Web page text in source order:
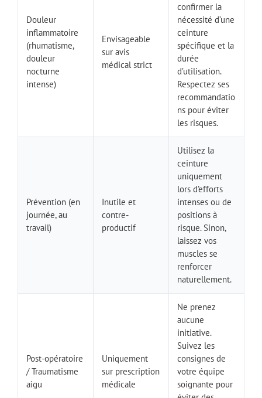
Douleur
inflammatoire
(rhumatisme,
douleur
nocturne
intense)
Envisageable
sur avis
médical strict
confirmer la
nécessité d’une
ceinture
spécifique et la
durée
d’utilisation.
Respectez ses
recommandatio
ns pour éviter
les risques.
Prévention (en
journée, au
travail)
Inutile et
contre-
productif
Utilisez la
ceinture
uniquement
lors d’efforts
intenses ou de
positions à
risque. Sinon,
laissez vos
muscles se
renforcer
naturellement.
Post-opératoire
/ Traumatisme
aigu
Uniquement
sur prescription
médicale
Ne prenez
aucune
initiative.
Suivez les
consignes de
votre équipe
soignante pour